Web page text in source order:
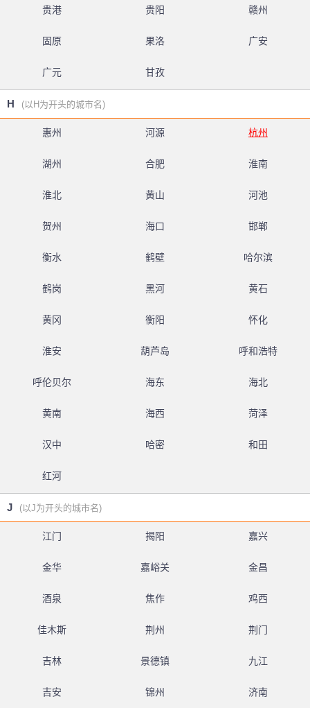
贵港 贵阳 赣州
固原 果洛 广安
广元 甘孜
H (以H为开头的城市名)
惠州 河源 杭州
湖州 合肥 淮南
淮北 黄山 河池
贺州 海口 邯郸
衡水 鹤壁 哈尔滨
鹤岗 黑河 黄石
黄冈 衡阳 怀化
淮安 葫芦岛 呼和浩特
呼伦贝尔 海东 海北
黄南 海西 菏泽
汉中 哈密 和田
红河
J (以J为开头的城市名)
江门 揭阳 嘉兴
金华 嘉峪关 金昌
酒泉 焦作 鸡西
佳木斯 荆州 荆门
吉林 景德镇 九江
吉安 锦州 济南